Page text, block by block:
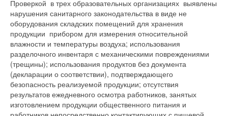
Проверкой в трех образовательных организациях выявлены
нарушения санитарного законодательства в виде не
оборудования складских помещений для хранения
продукции прибором для измерения относительной
влажности и температуры воздуха; использования
разделочного инвентаря с механическими повреждениями
(трещины); использования продуктов без документа
(декларации о соответствии), подтверждающего
безопасность реализуемой продукции; отсутствия
результатов ежедневного осмотра работников, занятых
изготовлением продукции общественного питания и